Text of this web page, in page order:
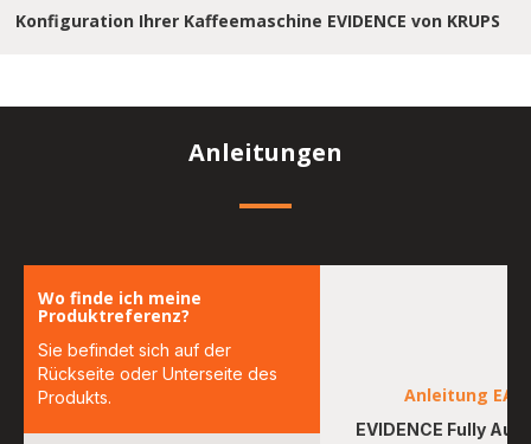
Konfiguration Ihrer Kaffeemaschine EVIDENCE von KRUPS
Anleitungen
Wo finde ich meine
Produktreferenz?
Sie befindet sich auf der
Rückseite oder Unterseite des
Produkts.
Anleitung
EVIDENCE Fully